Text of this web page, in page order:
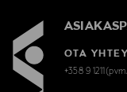
OTA
+358 9